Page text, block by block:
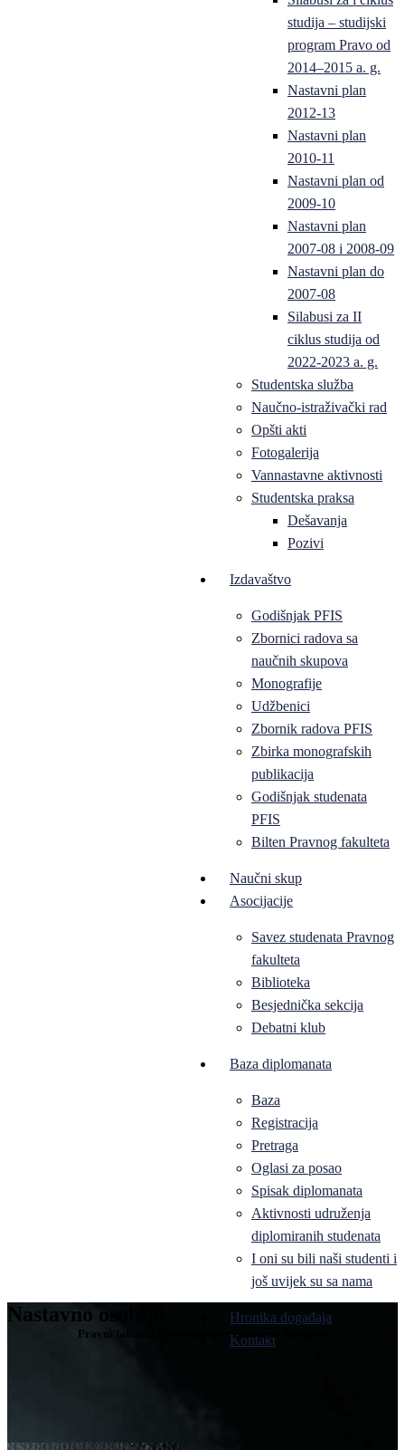
studija – studijski
program Pravo od
2014–2015 a. g.
Nastavni plan
2012-13
Nastavni plan
2010-11
Nastavni plan od
2009-10
Nastavni plan
2007-08 i 2008-09
Nastavni plan do
2007-08
Silabusi za II
ciklus studija od
2022-2023 a. g.
Studentska služba
Naučno-istraživački rad
Opšti akti
Fotogalerija
Vannastavne aktivnosti
Studentska praksa
Dešavanja
Pozivi
Izdavaštvo
Godišnjak PFIS
Zbornici radova sa
naučnih skupova
Monografije
Udžbenici
Zbornik radova PFIS
Zbirka monografskih
publikacija
Godišnjak studenata
PFIS
Bilten Pravnog fakulteta
Naučni skup
Asocijacije
Savez studenata Pravnog
fakulteta
Biblioteka
Besjednička sekcija
Debatni klub
Baza diplomanata
Baza
Registracija
Pretraga
Oglasi za posao
Spisak diplomanata
Aktivnosti udruženja
diplomiranih studenata
I oni su bili naši studenti i
još uvijek su sa nama
Hronika događaja
Kontakt
Nastavno osoblje
Pravni fakultet Univerziteta u Istočnom Sarajevu